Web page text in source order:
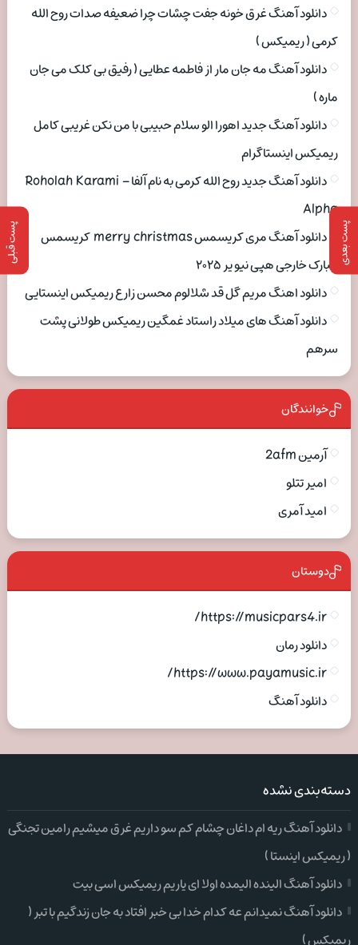
پست بعدی پست قبلی
دانلود آهنگ غرق خونه جفت چشات چرا ضعیفه صدات روح الله
کرمی ( ریمیکس )
دانلود آهنگ مه جان مار از فاطمه عطایی ( رفیق بی کلک می جان
ماره )
دانلود آهنگ جدید اهورا الو سلام حبیبی با من نکن غریبی کامل
ریمیکس اینستاگرام
دانلود آهنگ جدید روح الله کرمی به نام آلفا Roholah Karami –
Alpha
دانلود آهنگ مری کریسمس merry christmas کریسمس
مبارک خارجی هپی نیو یر ۲۰۲۵
دانلود اهنگ مریم گل قد شلالوم محسن زارع ریمیکس اینستایی
دانلود آهنگ های میلاد راستاد غمگین ریمیکس طولانی پشت
سرهم
خوانندگان
آرمین 2afm
امیر تتلو
امید آمری
دوستان
https://musicpars4.ir/
دانلود رمان
https://www.payamusic.ir/
دانلود آهنگ
دسته‌بندی نشده
دانلود آهنگ ریه ام داغان چشام کم سو داریم غرق میشیم رامین تجنگی
( ریمیکس اینستا )
دانلود آهنگ الینده الیمده اولا ای یاریم ریمیکس اسی بیت
دانلود آهنگ نمیدانم عه کدام خدا بی خبر افتاد به جان زندگیم با تبر (
ریمیکس )